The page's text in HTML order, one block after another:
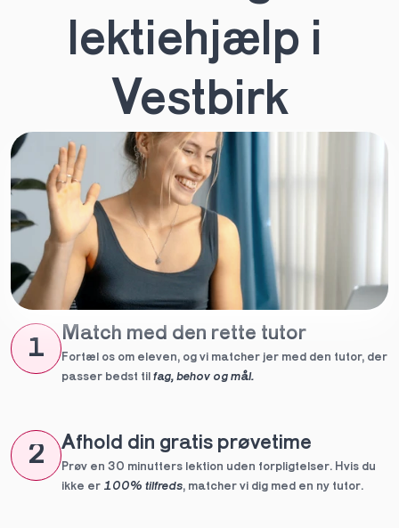
lektiehjælp i
Vestbirk
1
Match med den rette tutor
Fortæl os om eleven, og vi matcher jer med den tutor, der
passer bedst til fag, behov og mål.
2 Afhold din gratis prøvetime
Prøv en 30 minutters lektion uden forpligtelser. Hvis du
ikke er 100% tilfreds, matcher vi dig med en ny tutor.